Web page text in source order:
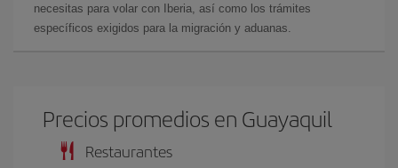
necesitas para volar con Iberia, así como los trámites
específicos exigidos para la migración y aduanas.
Precios promedios en Guayaquil
Restaurantes